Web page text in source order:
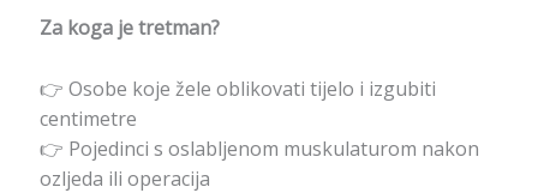
Za koga je tretman?
👉 Osobe koje žele oblikovati tijelo i izgubiti
centimetre
👉 Pojedinci s oslabljenom muskulaturom nakon
ozljeda ili operacija